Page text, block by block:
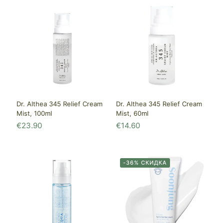
Dr. Althea 345 Relief Cream
Mist, 100ml
€23.90
Dr. Althea 345 Relief Cream
Mist, 60ml
€14.60
-36% СКИДКА